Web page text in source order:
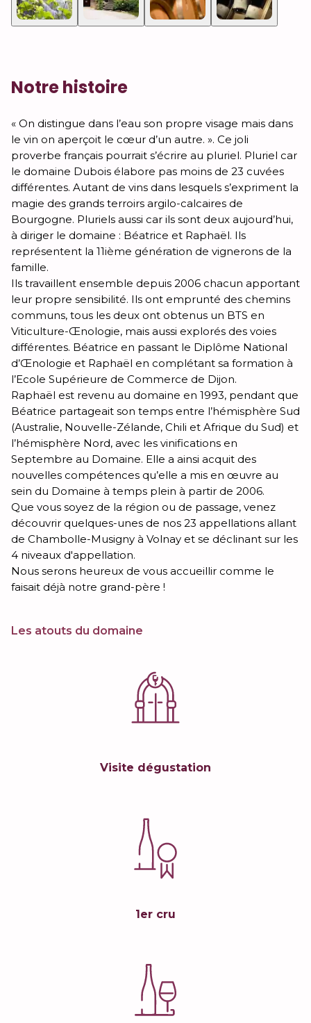
Notre histoire
« On distingue dans l’eau son propre visage mais dans
le vin on aperçoit le cœur d’un autre. ». Ce joli
proverbe français pourrait s’écrire au pluriel. Pluriel car
le domaine Dubois élabore pas moins de 23 cuvées
différentes. Autant de vins dans lesquels s’expriment la
magie des grands terroirs argilo-calcaires de
Bourgogne. Pluriels aussi car ils sont deux aujourd’hui,
à diriger le domaine : Béatrice et Raphaël. Ils
représentent la 11ième génération de vignerons de la
famille.
Ils travaillent ensemble depuis 2006 chacun apportant
leur propre sensibilité. Ils ont emprunté des chemins
communs, tous les deux ont obtenus un BTS en
Viticulture-Œnologie, mais aussi explorés des voies
différentes. Béatrice en passant le Diplôme National
d’Œnologie et Raphaël en complétant sa formation à
l’Ecole Supérieure de Commerce de Dijon.
Raphaël est revenu au domaine en 1993, pendant que
Béatrice partageait son temps entre l’hémisphère Sud
(Australie, Nouvelle-Zélande, Chili et Afrique du Sud) et
l’hémisphère Nord, avec les vinifications en
Septembre au Domaine. Elle a ainsi acquit des
nouvelles compétences qu’elle a mis en œuvre au
sein du Domaine à temps plein à partir de 2006.
Que vous soyez de la région ou de passage, venez
découvrir quelques-unes de nos 23 appellations allant
de Chambolle-Musigny à Volnay et se déclinant sur les
4 niveaux d'appellation.
Nous serons heureux de vous accueillir comme le
faisait déjà notre grand-père !
Les atouts du domaine
Visite dégustation
1er cru